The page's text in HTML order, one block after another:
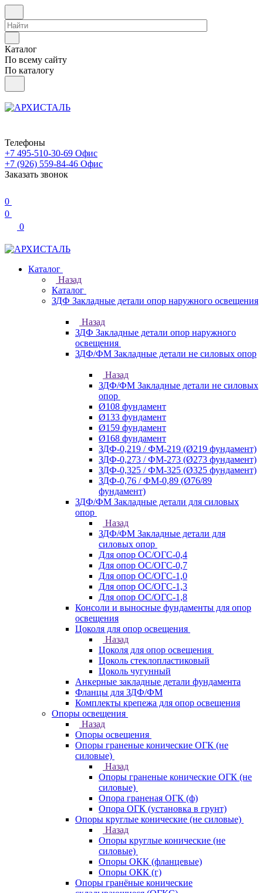
Каталог
По всему сайту
По каталогу
Телефоны
+7 495-510-30-69 Офис
+7 (926) 559-84-46 Офис
Заказать звонок
0
0
0
Каталог
Назад
Каталог
ЗДФ Закладные детали опор наружного освещения
Назад
ЗДФ Закладные детали опор наружного
освещения
ЗДФ/ФМ Закладные детали не силовых опор
Назад
ЗДФ/ФМ Закладные детали не силовых
опор
Ø108 фундамент
Ø133 фундамент
Ø159 фундамент
Ø168 фундамент
ЗДФ-0,219 / ФМ-219 (Ø219 фундамент)
ЗДФ-0,273 / ФМ-273 (Ø273 фундамент)
ЗДФ-0,325 / ФМ-325 (Ø325 фундамент)
ЗДФ-0,76 / ФМ-0,89 (Ø76/89
фундамент)
ЗДФ/ФМ Закладные детали для силовых
опор
Назад
ЗДФ/ФМ Закладные детали для
силовых опор
Для опор ОС/ОГС-0,4
Для опор ОС/ОГС-0,7
Для опор ОС/ОГС-1,0
Для опор ОС/ОГС-1,3
Для опор ОС/ОГС-1,8
Консоли и выносные фундаменты для опор
освещения
Цоколя для опор освещения
Назад
Цоколя для опор освещения
Цоколь стеклопластиковый
Цоколь чугунный
Анкерные закладные детали фундамента
Фланцы для ЗДФ/ФМ
Комплекты крепежа для опор освещения
Опоры освещения
Назад
Опоры освещения
Опоры граненые конические ОГК (не
силовые)
Назад
Опоры граненые конические ОГК (не
силовые)
Опора граненая ОГК (ф)
Опора ОГК (установка в грунт)
Опоры круглые конические (не силовые)
Назад
Опоры круглые конические (не
силовые)
Опоры ОКК (фланцевые)
Опоры ОКК (г)
Опоры гранёные конические